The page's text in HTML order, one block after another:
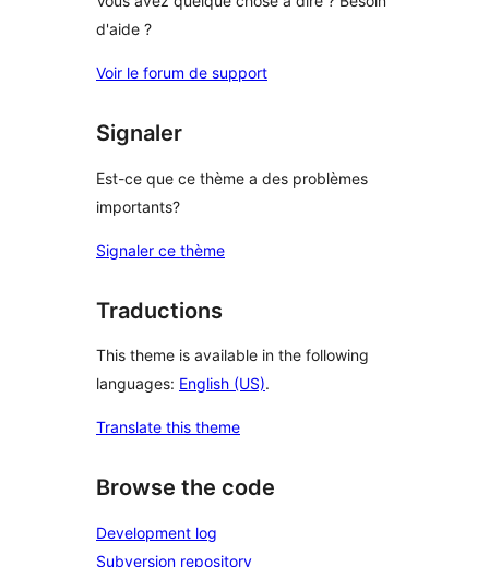
d'aide ?
Voir le forum de support
Signaler
Est-ce que ce thème a des problèmes
importants?
Signaler ce thème
Traductions
This theme is available in the following
languages: English (US).
Translate this theme
Browse the code
Development log
Subversion repository